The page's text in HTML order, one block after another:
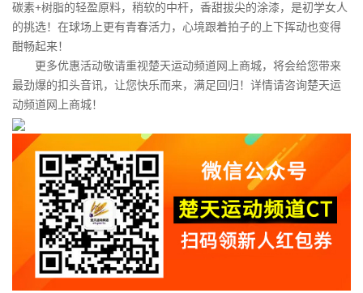
碳素+树脂的轻盈原料，稍软的中杆，香甜拔尖的涂漆，是初学女人
的挑选！在球场上更有青春活力，心境跟着拍子的上下挥动也变得
酣畅起来！
更多优惠活动敬请重视楚天运动频道网上商城，将会给您带来
最劲爆的扣头音讯，让您快乐而来，满足回归！详情请咨询楚天运
动频道网上商城！